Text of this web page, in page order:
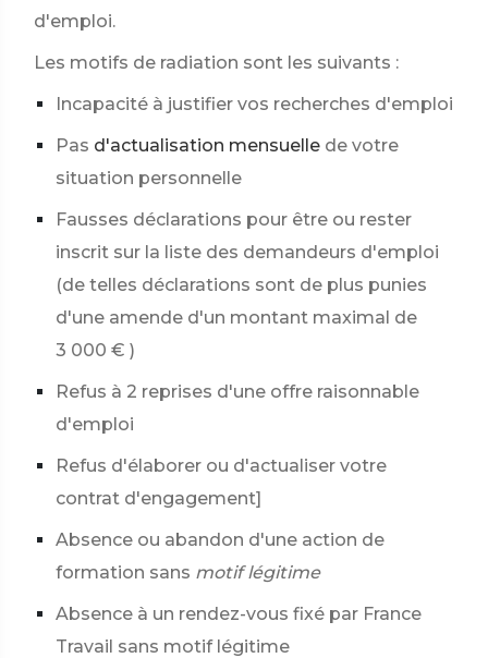
d'emploi.
Les motifs de radiation sont les suivants :
Incapacité à justifier vos recherches d'emploi
Pas d'actualisation mensuelle de votre
situation personnelle
Fausses déclarations pour être ou rester
inscrit sur la liste des demandeurs d'emploi
(de telles déclarations sont de plus punies
d'une amende d'un montant maximal de
3 000 € )
Refus à 2 reprises d'une offre raisonnable
d'emploi
Refus d'élaborer ou d'actualiser votre
contrat d'engagement]
Absence ou abandon d'une action de
formation sans motif légitime
Absence à un rendez-vous fixé par France
Travail sans motif légitime